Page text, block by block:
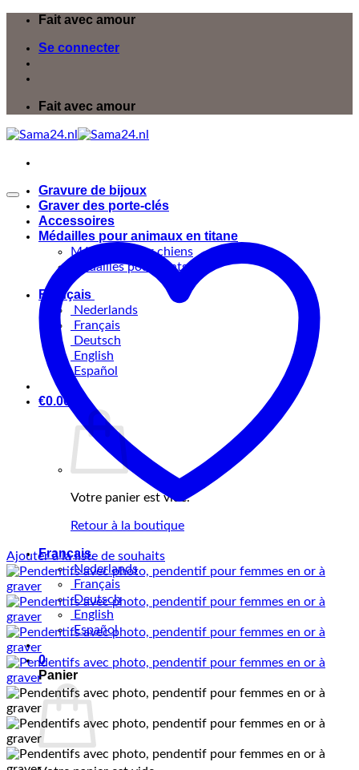
Passer
contenu
Fait avec amour
Se connecter
Fait avec amour
Gravure de bijoux
Graver des porte-clés
Accessoires
Médailles pour animaux en titane
Médailles pour chiens
Médailles pour chats
Français
Nederlands
Français
Deutsch
English
Español
€0.00
Votre panier est vide.
Retour à la boutique
Français
Nederlands
Français
Deutsch
English
Español
0
Panier
Ajouter à la liste de souhaits